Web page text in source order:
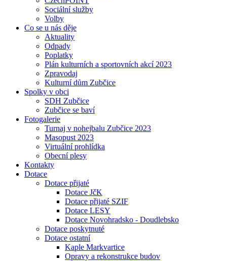
Sociální služby
Volby
Co se u nás děje
Aktuality
Odpady
Poplatky
Plán kulturních a sportovních akcí 2023
Zpravodaj
Kulturní dům Zubčice
Spolky v obci
SDH Zubčice
Zubčice se baví
Fotogalerie
Turnaj v nohejbalu Zubčice 2023
Masopust 2023
Virtuální prohlídka
Obecní plesy
Kontakty
Dotace
Dotace přijaté
Dotace JčK
Dotace přijaté SZIF
Dotace LESY
Dotace Novohradsko - Doudlebsko
Dotace poskytnuté
Dotace ostatní
Kaple Markvartice
Opravy a rekonstrukce budov